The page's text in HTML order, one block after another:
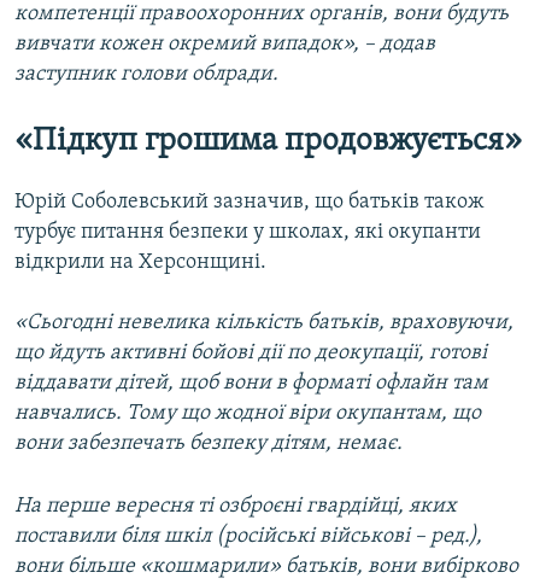
компетенції правоохоронних органів, вони будуть
вивчати кожен окремий випадок», – додав
заступник голови облради.
«Підкуп грошима продовжується»
Юрій Соболевський зазначив, що батьків також
турбує питання безпеки у школах, які окупанти
відкрили на Херсонщині.
«Сьогодні невелика кількість батьків, враховуючи,
що йдуть активні бойові дії по деокупації, готові
віддавати дітей, щоб вони в форматі офлайн там
навчались. Тому що жодної віри окупантам, що
вони забезпечать безпеку дітям, немає.
На перше вересня ті озброєні гвардійці, яких
поставили біля шкіл (російські військові – ред.),
вони більше «кошмарили» батьків, вони вибірково